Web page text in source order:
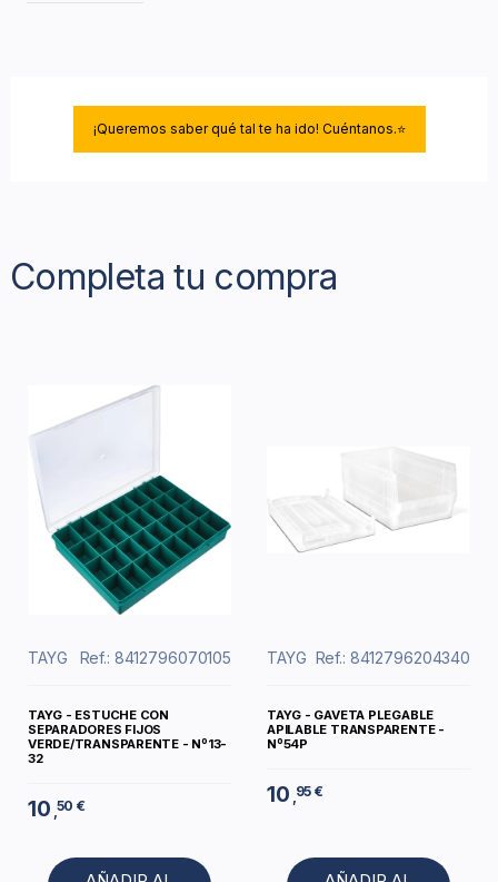
¡Queremos saber qué tal te ha ido! Cuéntanos.⭐
Completa tu compra
TAYG Ref.: 8412796070105
TAYG - ESTUCHE CON
SEPARADORES FIJOS
VERDE/TRANSPARENTE - Nº13-
32
10 ,50 €
TAYG Ref.: 8412796204340
TAYG - GAVETA PLEGABLE
APILABLE TRANSPARENTE -
Nº54P
10 95 €